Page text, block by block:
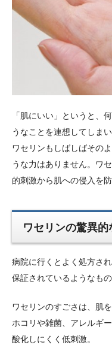
「肌にいい」というと、
うなことを連想してしまい
ワセリンもしばしばその
うな力はありません。ワ
的刺激から肌への侵入を
ワセリンの驚異的
病院に行くとよく処方さ
保証されているようなも
ワセリンのすごさは、肌
ホコリや雑菌、アレルギ
酸化しにくく低刺激。